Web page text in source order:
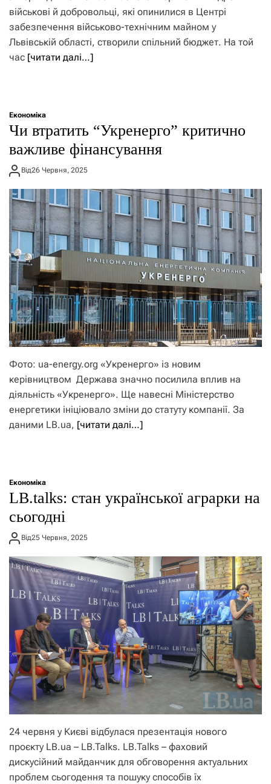
військові й добровольці, які опинилися в Центрі
забезпечення військово-технічним майном у
Львівській області, створили спільний бюджет. На той
час [читати далі…]
Економіка
Чи втратить “Укренерго” критично
важливе фінансування
Від26 Червня, 2025
Фото: ua-energy.org «Укренерго» із новим
керівництвом Держава значно посилила вплив на
діяльність «Укренерго». Ще навесні Міністерство
енергетики ініціювало зміни до статуту компанії. За
даними LB.ua, [читати далі…]
Економіка
LB.talks: стан української аграрки на
сьогодні
Від25 Червня, 2025
24 червня у Києві відбулася презентація нового
проєкту LB.ua – LB.Talks. LB.Talks – фаховий
дискусійний майданчик для обговорення актуальних
проблем сьогодення та пошуку способів їх